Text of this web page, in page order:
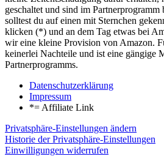
geschaltet und sind im Partnerprogramm
solltest du auf einen mit Sternchen
klicken (*) und an dem Tag etwas bei
wir eine kleine Provision von Amazon.
keinerlei Nachteile und ist eine gängige
Partnerprogramms.
Datenschutzerklärung
Impressum
*= Affiliate Link
Privatsphäre-Einstellungen ändern
Historie der Privatsphäre-Einstellungen
Einwilligungen widerrufen